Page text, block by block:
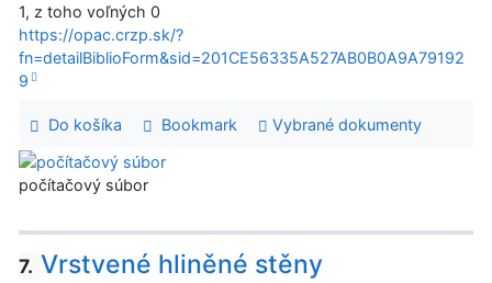
1, z toho voľných 0
https://opac.crzp.sk/?
fn=detailBiblioForm&sid=201CE56335A527AB0B0A9A79192
9
Do košíka Bookmark Vybrané dokumenty
počítačový súbor
7. Vrstvené hliněné stěny